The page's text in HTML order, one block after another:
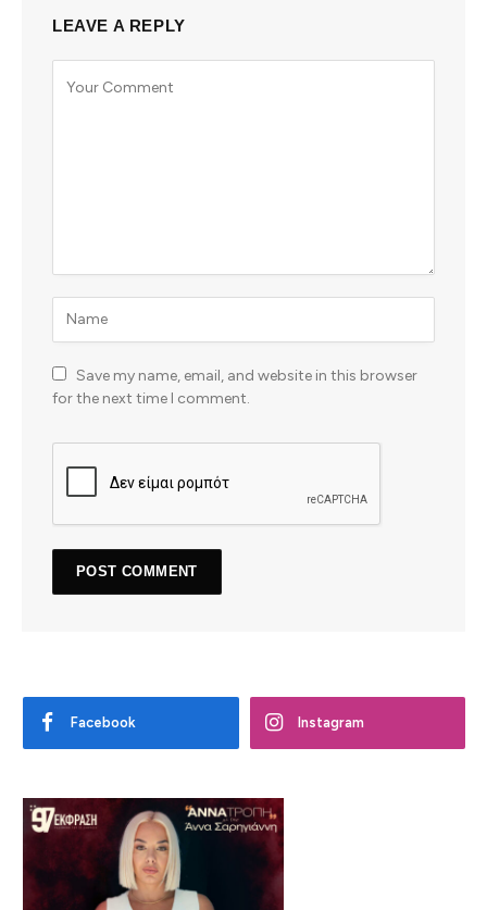
LEAVE A REPLY
Save my name, email, and website in this browser
for the next time I comment.
Facebook Instagram